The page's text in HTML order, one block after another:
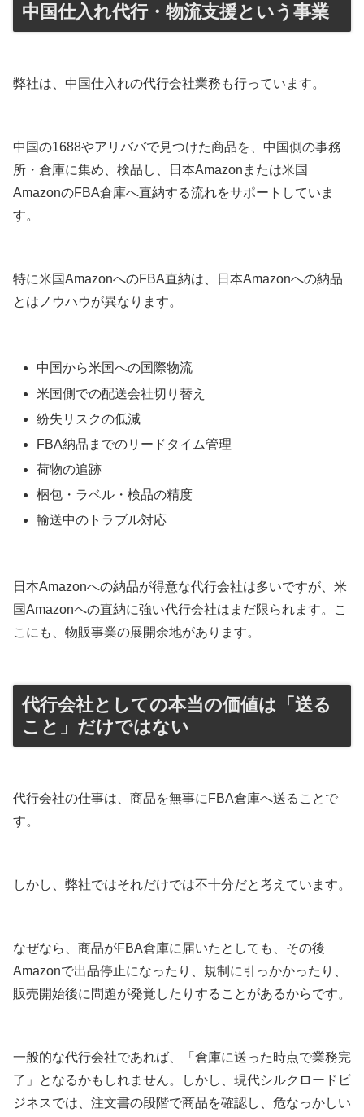
中国仕入れ代行・物流支援という事業
弊社は、中国仕入れの代行会社業務も行っています。
中国の1688やアリババで見つけた商品を、中国側の事務
所・倉庫に集め、検品し、日本Amazonまたは米国
AmazonのFBA倉庫へ直納する流れをサポートしていま
す。
特に米国AmazonへのFBA直納は、日本Amazonへの納品
とはノウハウが異なります。
中国から米国への国際物流
米国側での配送会社切り替え
紛失リスクの低減
FBA納品までのリードタイム管理
荷物の追跡
梱包・ラベル・検品の精度
輸送中のトラブル対応
日本Amazonへの納品が得意な代行会社は多いですが、米
国Amazonへの直納に強い代行会社はまだ限られます。こ
こにも、物販事業の展開余地があります。
代行会社としての本当の価値は「送る
こと」だけではない
代行会社の仕事は、商品を無事にFBA倉庫へ送ることで
す。
しかし、弊社ではそれだけでは不十分だと考えています。
なぜなら、商品がFBA倉庫に届いたとしても、その後
Amazonで出品停止になったり、規制に引っかかったり、
販売開始後に問題が発覚したりすることがあるからです。
一般的な代行会社であれば、「倉庫に送った時点で業務完
了」となるかもしれません。しかし、現代シルクロードビ
ジネスでは、注文書の段階で商品を確認し、危なっかしい